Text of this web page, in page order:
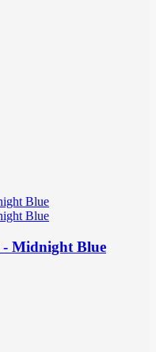
- Midnight Blue